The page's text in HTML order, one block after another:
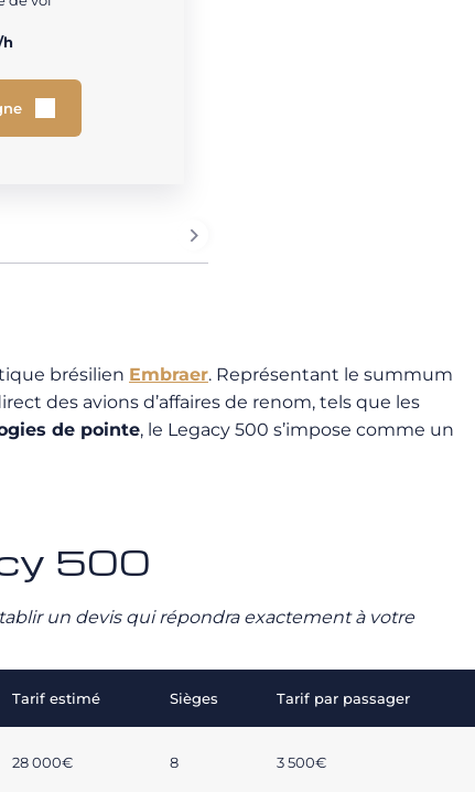
brésilien Embraer. Représentant le summum
des avions d’affaires de renom, tels que les
de pointe, le Legacy 500 s’impose comme un
500
un devis qui répondra exactement à votre
Tarif estimé Sièges Tarif par passager
28 000€ 8 3 500€